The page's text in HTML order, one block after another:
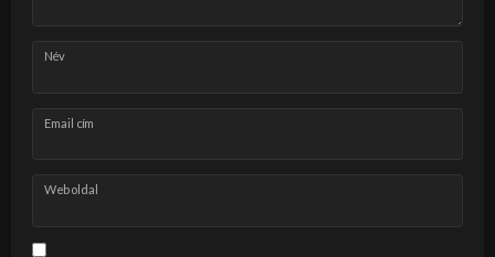
Név
Email cím
Weboldal